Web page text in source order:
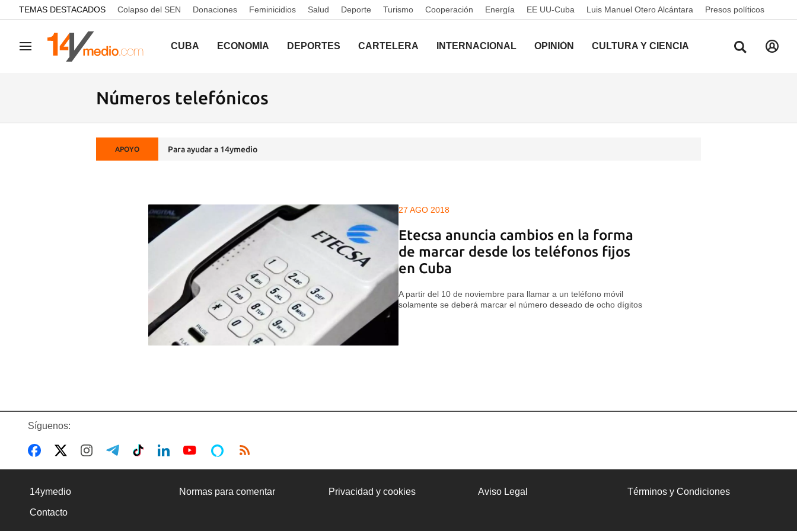
common.go-to-content
TEMAS DESTACADOS Colapso del SEN Donaciones Feminicidios Salud Deporte Turismo Cooperación Energía EE UU-Cuba Luis Manuel Otero Alcántara Presos políticos
Navegación CUBA ECONOMÍA DEPORTES CARTELERA INTERNACIONAL OPINIÓN CULTURA Y CIENCIA
Números telefónicos
APOYO Para ayudar a 14ymedio
27 AGO 2018
Etecsa anuncia cambios en la forma
de marcar desde los teléfonos fijos
en Cuba
A partir del 10 de noviembre para llamar a un teléfono móvil
solamente se deberá marcar el número deseado de ocho dígitos
Síguenos:
14ymedio Normas para comentar Privacidad y cookies Aviso Legal Términos y Condiciones
Contacto